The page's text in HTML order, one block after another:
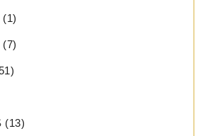
(1)
(7)
(13)